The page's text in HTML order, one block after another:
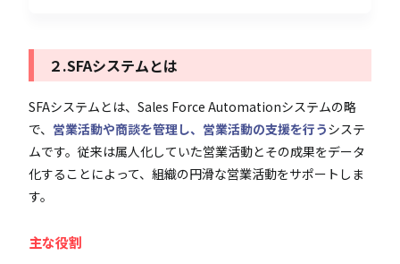
２.SFAシステムとは
SFAシステムとは、Sales Force Automationシステムの略
で、 営業活動や商談を管理し、営業活動の支援を行うシステ
ムです。従来は属人化していた営業活動とその成果をデータ
化することによって、組織の円滑な営業活動をサポートしま
す。
主な役割